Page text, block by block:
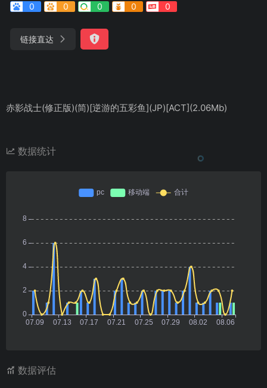
0
0 0 0 0
链接直达
赤影战士(修正版)(简)[逆游的五彩鱼](JP)[ACT](2.06Mb)
数据统计
数据评估